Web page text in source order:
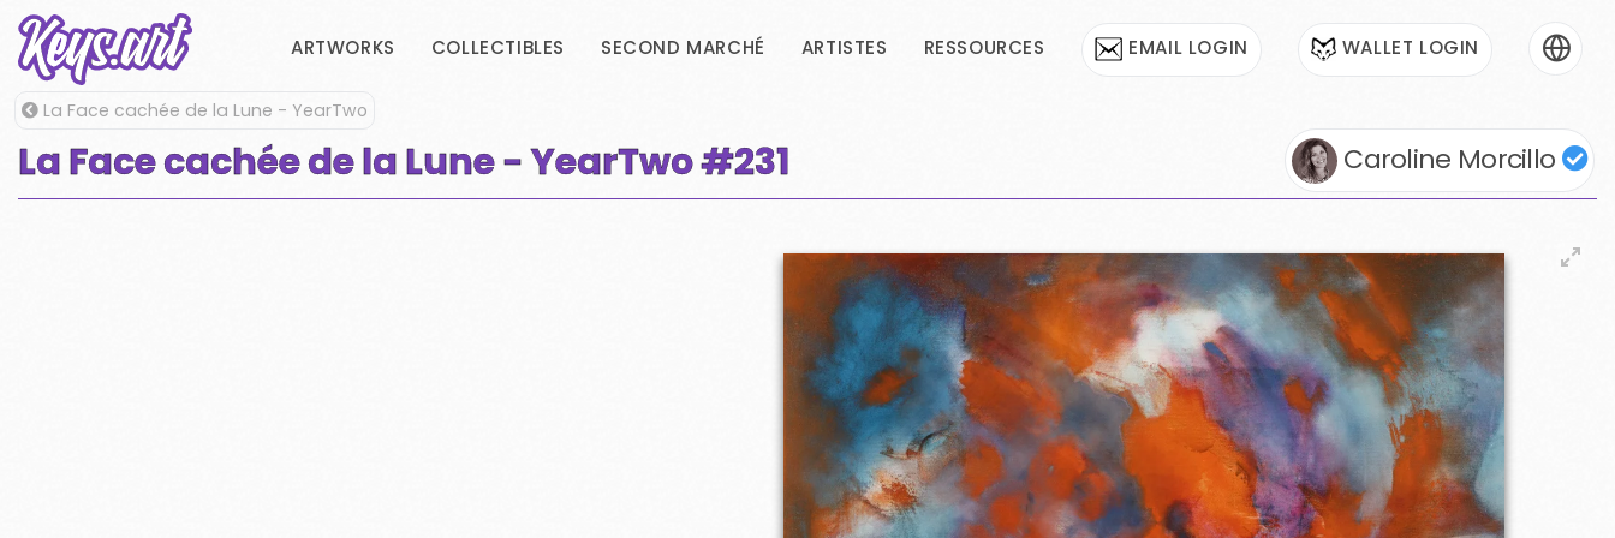
ARTWORKS COLLECTIBLES SECOND MARCHÉ ARTISTES RESSOURCES EMAIL LOGIN WALLET LOGIN
La Face cachée de la Lune - YearTwo
La Face cachée de la Lune - YearTwo#231 Caroline Morcillo